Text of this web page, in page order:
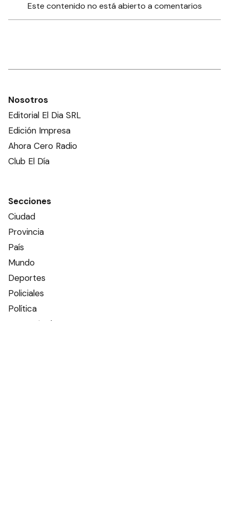
Este contenido no está abierto a comentarios
Nosotros
Editorial El Dia SRL
Edición Impresa
Ahora Cero Radio
Club El Día
Secciones
Ciudad
Provincia
País
Mundo
Deportes
Policiales
Política
Espectáculos